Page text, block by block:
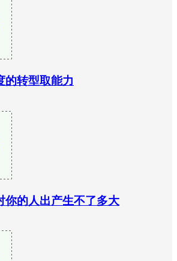
的转型取能力
你的人出产生不了多大